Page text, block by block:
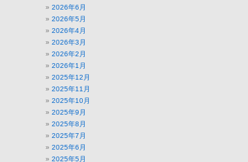
2026年6月
2026年5月
2026年4月
2026年3月
2026年2月
2026年1月
2025年12月
2025年11月
2025年10月
2025年9月
2025年8月
2025年7月
2025年6月
2025年5月